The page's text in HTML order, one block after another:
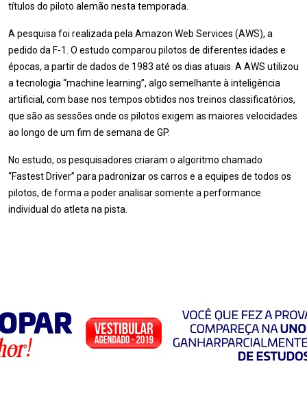
títulos do piloto alemão nesta temporada.
A pesquisa foi realizada pela Amazon Web Services (AWS), a
pedido da F-1. O estudo comparou pilotos de diferentes idades e
épocas, a partir de dados de 1983 até os dias atuais. A AWS utilizou
a tecnologia “machine learning”, algo semelhante à inteligência
artificial, com base nos tempos obtidos nos treinos classificatórios,
que são as sessões onde os pilotos exigem as maiores velocidades
ao longo de um fim de semana de GP.
No estudo, os pesquisadores criaram o algoritmo chamado
“Fastest Driver” para padronizar os carros e a equipes de todos os
pilotos, de forma a poder analisar somente a performance
individual do atleta na pista.